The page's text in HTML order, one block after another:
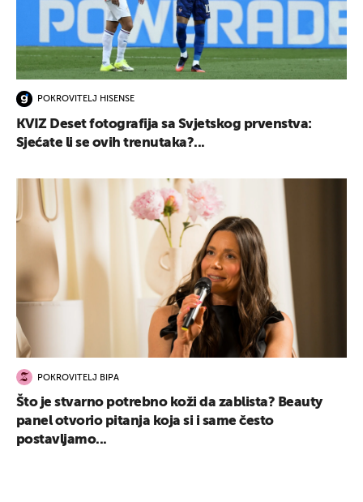
POKROVITELJ HISENSE
KVIZ Deset fotografija sa Svjetskog prvenstva:
Sjećate li se ovih trenutaka?...
POKROVITELJ BIPA
Što je stvarno potrebno koži da zablista? Beauty
panel otvorio pitanja koja si i same često
postavljamo...